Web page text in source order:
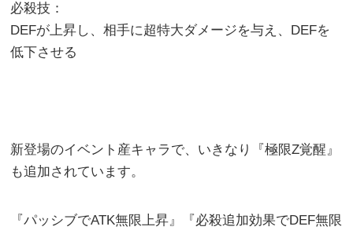
必殺技：
DEFが上昇し、相手に超特大ダメージを与え、DEFを
低下させる
新登場のイベント産キャラで、いきなり『極限Z覚醒』
も追加されています。
『パッシブでATK無限上昇』『必殺追加効果でDEF無限